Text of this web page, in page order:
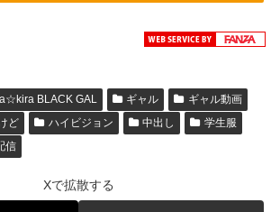
BLACK GAL ギャル
ギャル動画
ど
ハイビジョン 中出し
学生服
信
Xで拡散する